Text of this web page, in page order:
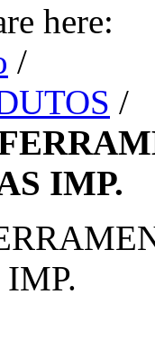
here:
/
/
IMP.